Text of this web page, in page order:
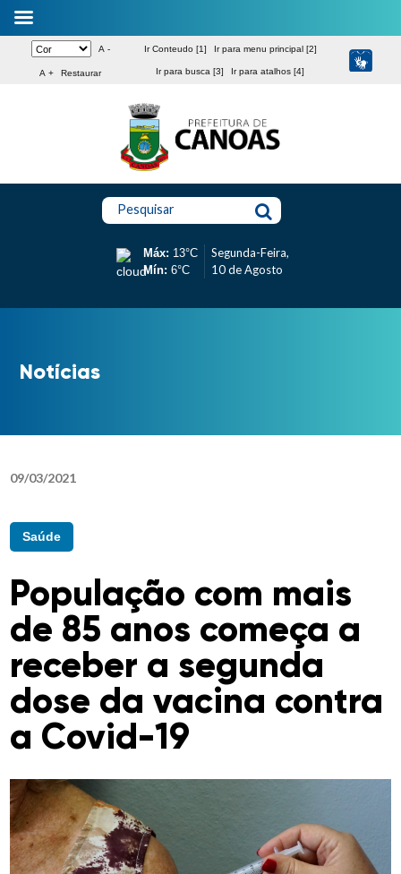
A -
A + Restaurar
Ir Conteudo [1] Ir para menu principal [2]
Ir para busca [3] Ir para atalhos [4]
Pesquisar
Máx: 13°C
Mín: 6°C
Segunda-Feira,
10 de Agosto
Notícias
09/03/2021
Saúde
População com mais
de 85 anos começa a
receber a segunda
dose da vacina contra
a Covid-19